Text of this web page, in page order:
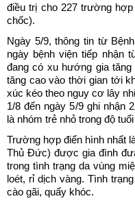
điều trị cho 227 trường
chốc).
Ngày 5/9, thông tin từ
ngày bệnh viện tiếp nhận
đang có xu hướng gia
tăng cao vào thời gian tới
xúc kéo theo nguy cơ lây
1/8 đến ngày 5/9 ghi nhận
là nhóm trẻ nhỏ trong độ
Trường hợp điển hình nhất
Thủ Đức) được gia đình
trong tình trạng da vùng
loét, rỉ dịch vàng. Tình
cào gãi, quấy khóc.